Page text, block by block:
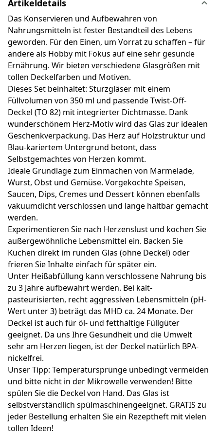
Artikeldetails
Das Konservieren und Aufbewahren von
Nahrungsmitteln ist fester Bestandteil des Lebens
geworden. Für den Einen, um Vorrat zu schaffen – für
andere als Hobby mit Fokus auf eine sehr gesunde
Ernährung. Wir bieten verschiedene Glasgrößen mit
tollen Deckelfarben und Motiven.
Dieses Set beinhaltet: Sturzgläser mit einem
Füllvolumen von 350 ml und passende Twist-Off-
Deckel (TO 82) mit integrierter Dichtmasse. Dank
wunderschönem Herz-Motiv wird das Glas zur idealen
Geschenkverpackung. Das Herz auf Holzstruktur und
Blau-kariertem Untergrund betont, dass
Selbstgemachtes von Herzen kommt.
Ideale Grundlage zum Einmachen von Marmelade,
Wurst, Obst und Gemüse. Vorgekochte Speisen,
Saucen, Dips, Cremes und Dessert können ebenfalls
vakuumdicht verschlossen und lange haltbar gemacht
werden.
Experimentieren Sie nach Herzenslust und kochen Sie
außergewöhnliche Lebensmittel ein. Backen Sie
Kuchen direkt im runden Glas (ohne Deckel) oder
frieren Sie Inhalte einfach für später ein.
Unter Heißabfüllung kann verschlossene Nahrung bis
zu 3 Jahre aufbewahrt werden. Bei kalt-
pasteurisierten, recht aggressiven Lebensmitteln (pH-
Wert unter 3) beträgt das MHD ca. 24 Monate. Der
Deckel ist auch für öl- und fetthaltige Füllgüter
geeignet. Da uns Ihre Gesundheit und die Umwelt
sehr am Herzen liegen, ist der Deckel natürlich BPA-
nickelfrei.
Unser Tipp: Temperatursprünge unbedingt vermeiden
und bitte nicht in der Mikrowelle verwenden! Bitte
spülen Sie die Deckel von Hand. Das Glas ist
selbstverständlich spülmaschinengeeignet. GRATIS zu
jeder Bestellung erhalten Sie ein Rezeptheft mit vielen
tollen Ideen!